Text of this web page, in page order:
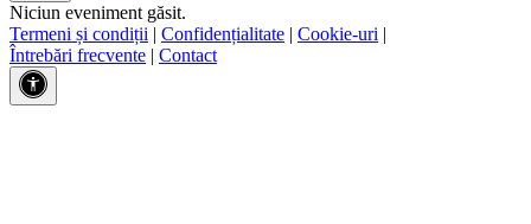
Niciun eveniment găsit.
Termeni și condiții | Confidențialitate | Cookie-uri |
Întrebări frecvente | Contact